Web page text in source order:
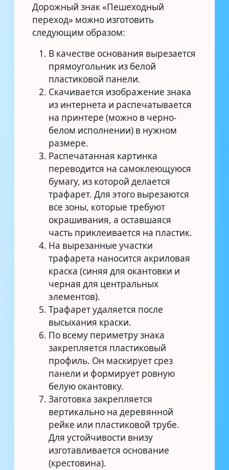
Дорожный знак «Пешеходный
переход» можно изготовить
следующим образом:
В качестве основания вырезается
прямоугольник из белой
пластиковой панели.
Скачивается изображение знака
из интернета и распечатывается
на принтере (можно в черно-
белом исполнении) в нужном
размере.
Распечатанная картинка
переводится на самоклеющуюся
бумагу, из которой делается
трафарет. Для этого вырезаются
все зоны, которые требуют
окрашивания, а оставшаяся
часть приклеивается на пластик.
На вырезанные участки
трафарета наносится акриловая
краска (синяя для окантовки и
черная для центральных
элементов).
Трафарет удаляется после
высыхания краски.
По всему периметру знака
закрепляется пластиковый
профиль. Он маскирует срез
панели и формирует ровную
белую окантовку.
Заготовка закрепляется
вертикально на деревянной
рейке или пластиковой трубе.
Для устойчивости внизу
изготавливается основание
(крестовина).